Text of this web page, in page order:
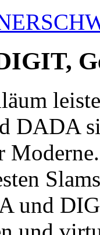
DADA
und